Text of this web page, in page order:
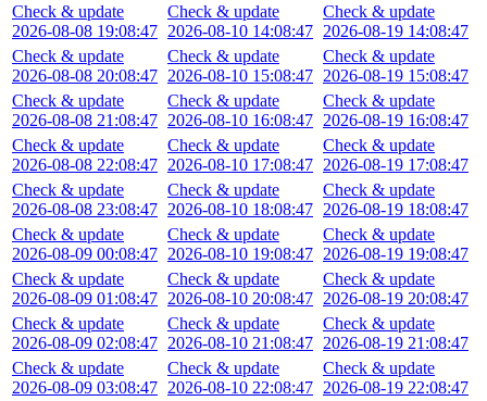
Check & update
2026-08-08 19:08:47
Check & update
2026-08-08 20:08:47
Check & update
2026-08-08 21:08:47
Check & update
2026-08-08 22:08:47
Check & update
2026-08-08 23:08:47
Check & update
2026-08-09 00:08:47
Check & update
2026-08-09 01:08:47
Check & update
2026-08-09 02:08:47
Check & update
2026-08-09 03:08:47
Check & update
2026-08-10 14:08:47
Check & update
2026-08-10 15:08:47
Check & update
2026-08-10 16:08:47
Check & update
2026-08-10 17:08:47
Check & update
2026-08-10 18:08:47
Check & update
2026-08-10 19:08:47
Check & update
2026-08-10 20:08:47
Check & update
2026-08-10 21:08:47
Check & update
2026-08-10 22:08:47
Check & update
2026-08-19 14:08:47
Check & update
2026-08-19 15:08:47
Check & update
2026-08-19 16:08:47
Check & update
2026-08-19 17:08:47
Check & update
2026-08-19 18:08:47
Check & update
2026-08-19 19:08:47
Check & update
2026-08-19 20:08:47
Check & update
2026-08-19 21:08:47
Check & update
2026-08-19 22:08:47